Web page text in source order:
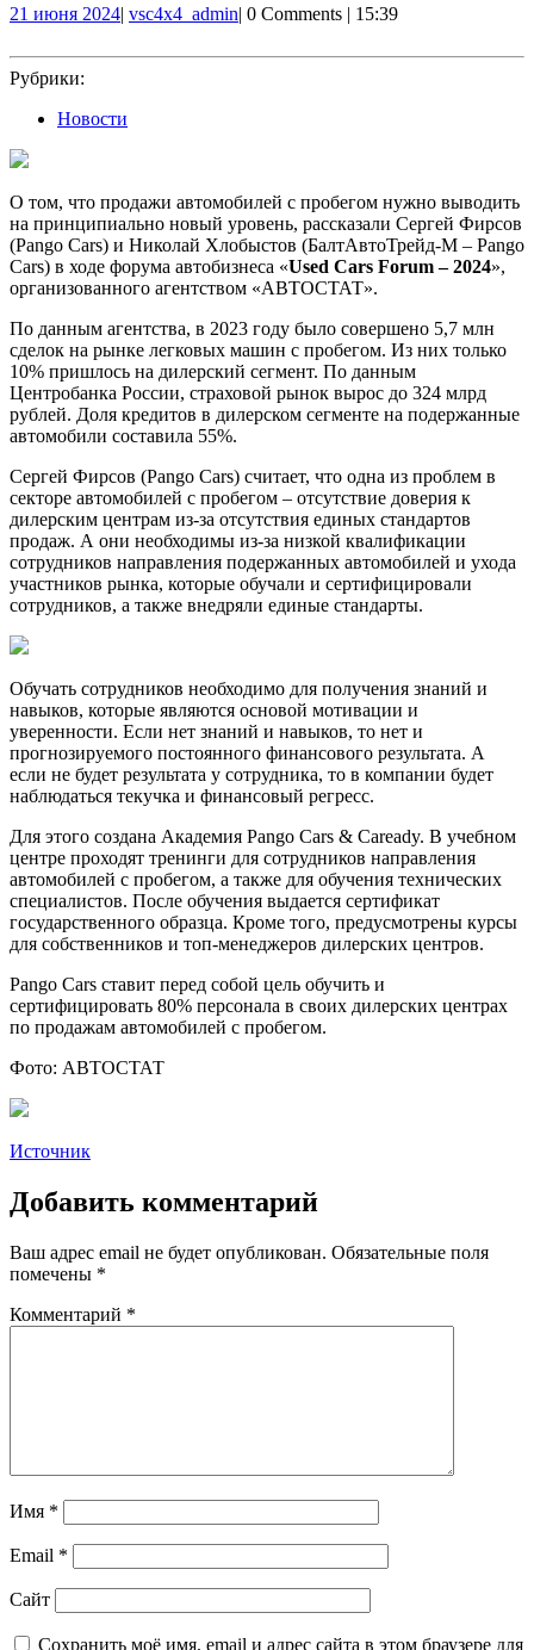
21 июня 202421
2024
| vsc4x4_adminvsc4x4_admin
| 0 Comments | 15:39
Рубрики:
Новости
О том, что продажи автомобилей с пробегом нужно выводить
на принципиально новый уровень, рассказали Сергей Фирсов
(Pango Cars) и Николай Хлобыстов (БалтАвтоТрейд-М – Pango
Cars) в ходе форума автобизнеса «Used Cars Forum – 2024»,
организованного агентством «АВТОСТАТ».
По данным агентства, в 2023 году было совершено 5,7 млн
сделок на рынке легковых машин с пробегом. Из них только
10% пришлось на дилерский сегмент. По данным
Центробанка России, страховой рынок вырос до 324 млрд
рублей. Доля кредитов в дилерском сегменте на подержанные
автомобили составила 55%.
Сергей Фирсов (Pango Cars) считает, что одна из проблем в
секторе автомобилей с пробегом – отсутствие доверия к
дилерским центрам из-за отсутствия единых стандартов
продаж. А они необходимы из-за низкой квалификации
сотрудников направления подержанных автомобилей и ухода
участников рынка, которые обучали и сертифицировали
сотрудников, а также внедряли единые стандарты.
Обучать сотрудников необходимо для получения знаний и
навыков, которые являются основой мотивации и
уверенности. Если нет знаний и навыков, то нет и
прогнозируемого постоянного финансового результата. А
если не будет результата у сотрудника, то в компании будет
наблюдаться текучка и финансовый регресс.
Для этого создана Академия Pango Cars & Caready. В учебном
центре проходят тренинги для сотрудников направления
автомобилей с пробегом, а также для обучения технических
специалистов. После обучения выдается сертификат
государственного образца. Кроме того, предусмотрены курсы
для собственников и топ-менеджеров дилерских центров.
Pango Cars ставит перед собой цель обучить и
сертифицировать 80% персонала в своих дилерских центрах
по продажам автомобилей с пробегом.
Фото: АВТОСТАТ
Источник
Добавить комментарий
Ваш адрес email не будет опубликован. Обязательные поля
помечены *
Комментарий *
Имя *
Email *
Сайт
Сохранить моё имя, email и адрес сайта в этом браузере для